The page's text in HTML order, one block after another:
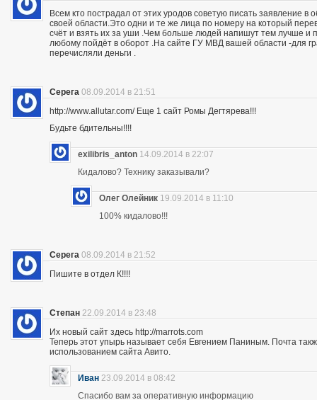
Всем кто пострадал от этих уродов советую писать заявление
своей области.Это одни и те же лица по номеру на который
счёт и взять их за уши .Чем больше людей напишут тем лучше и
любому пойдёт в оборот .На сайте ГУ МВД вашей области -для
перечисляли деньги .
Серега 08.09.2014 в 21:51
http://www.allutar.com/ Еще 1 сайт Ромы Дегтярева!!!
Будьте бдительны!!!!
exilibris_anton 14.09.2014 в 22:07
Кидалово? Технику заказывали?
Олег Олейник 19.09.2014 в 11:10
100% кидалово!!!
Серега 08.09.2014 в 21:52
Пишите в отдел К!!!!
Степан 22.09.2014 в 23:48
Их новый сайт здесь http://marrots.com
Теперь этот упырь называет себя Евгением Паниным. Почта
использованием сайта Авито.
Иван 23.09.2014 в 08:42
Спасибо вам за оперативную информацию